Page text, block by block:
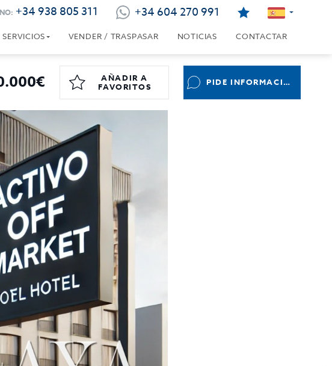
+34 938 805 311 +34 604 270 991
SERVICIOS VENDER / TRASPASAR NOTICIAS CONTACTAR
AÑADIR A
FAVORITOS
PIDE INFORMACIÓN